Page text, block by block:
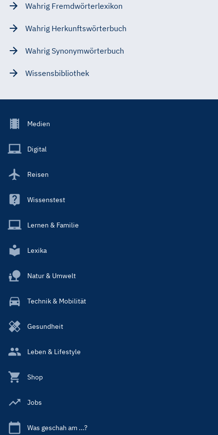
Wahrig Fremdwörterlexikon
Wahrig Herkunftswörterbuch
Wahrig Synonymwörterbuch
Wissensbibliothek
Footer
Main
Medien
Digital
Reisen
Wissenstest
Lernen & Familie
Lexika
Natur & Umwelt
Technik & Mobilität
Gesundheit
Leben & Lifestyle
Shop
Jobs
Was geschah am ...?